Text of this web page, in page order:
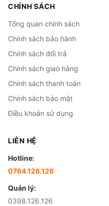
CHÍNH SÁCH
Tổng quan chính sách
Chính sách bảo hành
Chính sách đổi trả
Chính sách giao hàng
Chính sách thanh toán
Chính sách bảo mật
Điều khoản sử dụng
LIÊN HỆ
Hotline:
0764.126.126
Quản lý:
0398.126.126